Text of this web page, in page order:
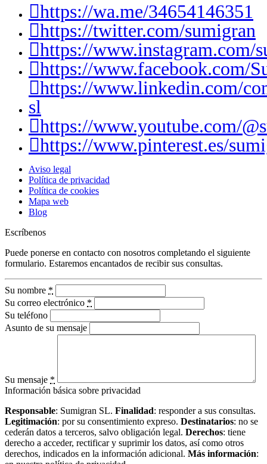
https://wa.me/34654146351
https://twitter.com/sumigran
https://www.instagram.com/
https://www.facebook.com/
https://www.linkedin.com/
sl
https://www.youtube.com/
https://www.pinterest.es/
Aviso legal
Política de privacidad
Política de cookies
Mapa web
Blog
Escríbenos
Puede ponerse en contacto con nosotros completando el siguiente
formulario. Estaremos encantados de recibir sus consultas.
Su nombre *
Su correo electrónico *
Su teléfono
Asunto de su mensaje
Su mensaje *
Información básica sobre privacidad
Responsable: Sumigran SL. Finalidad: responder a sus consultas.
Legitimación: por su consentimiento expreso. Destinatarios: no se
cederán datos a terceros, salvo obligación legal. Derechos: tiene
derecho a acceder, rectificar y suprimir los datos, así como otros
derechos, indicados en la información adicional. Más información: